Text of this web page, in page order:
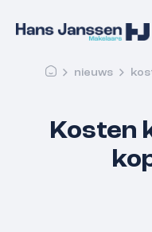
nieuws
Kosten